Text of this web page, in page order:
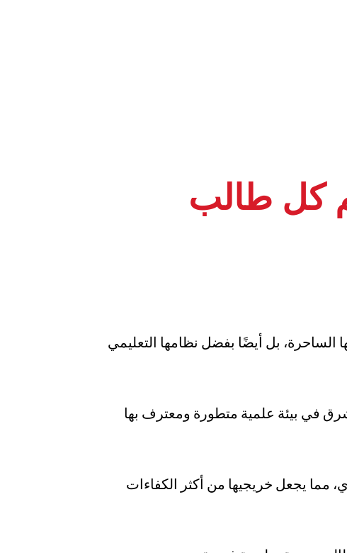
كل طالب
الساحرة، بل أيضًا بفضل نظامها التعليمي
في بيئة علمية متطورة ومعترف بها
مما يجعل خريجيها من أكثر الكفاءات